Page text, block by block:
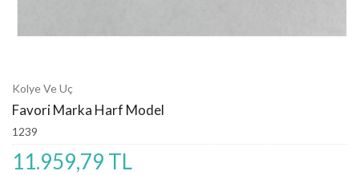
Kolye Ve Uç
Favori Marka Harf Model
1239
11.959,79 TL